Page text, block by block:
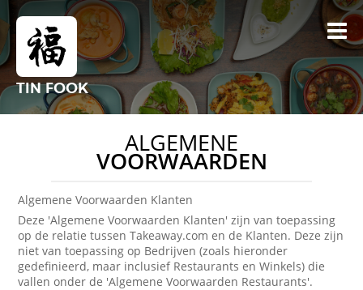
TIN FOOK
ALGEMENE
VOORWAARDEN
Algemene Voorwaarden Klanten
Deze 'Algemene Voorwaarden Klanten' zijn van toepassing
op de relatie tussen Takeaway.com en de Klanten. Deze zijn
niet van toepassing op Bedrijven (zoals hieronder
gedefinieerd, maar inclusief Restaurants en Winkels) die
vallen onder de 'Algemene Voorwaarden Restaurants'.